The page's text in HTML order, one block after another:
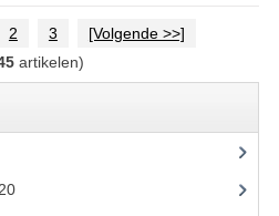
GEREEDSCHAP
250-11B
SYSTEEM
ELEKTRONICA
2 3
[Volgende >>]
artikelen)
(347)